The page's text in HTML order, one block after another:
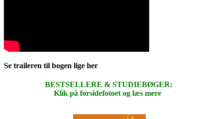
Se traileren til bogen lige her
BESTSELLERE & STUDIEBØGER:
Klik på forsidefotoet og læs mere